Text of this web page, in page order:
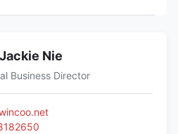
Nie
Business Director